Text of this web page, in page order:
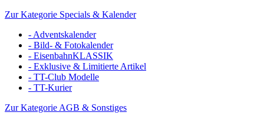
Zur Kategorie Specials & Kalender
- Adventskalender
- Bild- & Fotokalender
- EisenbahnKLASSIK
- Exklusive & Limitierte Artikel
- TT-Club Modelle
- TT-Kurier
Zur Kategorie AGB & Sonstiges